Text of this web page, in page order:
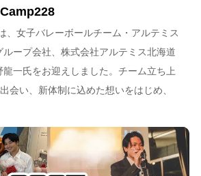
、女子バレーボールチーム・アルテミス
ープ会社、株式会社アルテミス北海道
一氏をお迎えしました。チーム立ち上
会い、新体制に込めた想いをはじめ、
ョンについて語っています。